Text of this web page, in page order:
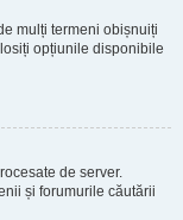
mulți termeni obișnuiți
opțiunile disponibile
de server.
și forumurile căutării